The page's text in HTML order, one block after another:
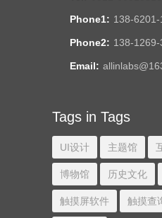
Phone1: 138-
Phone2: 138-1269-
Email:
Tags in Tags
UI设计 主题馆
博物馆 历史文化
触摸屏软件 触摸查